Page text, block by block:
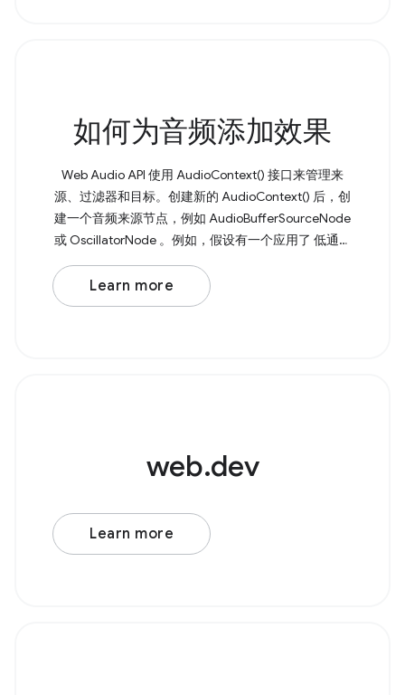
如何为音频添加效果
Web Audio API 使用 AudioContext() 接口来管理来
源、过滤器和目标。创建新的 AudioContext() 后，创
建一个音频来源节点，例如 AudioBufferSourceNode
或 OscillatorNode 。例如，假设有一个应用了 低通滤
波器 的基本振荡器。 Browser Support Source 首先，
创建一个新的 AudioContext() 。然后创建一个音频来
源节点，例如 AudioBufferSourceNode 或
Learn more
web.dev
Learn more